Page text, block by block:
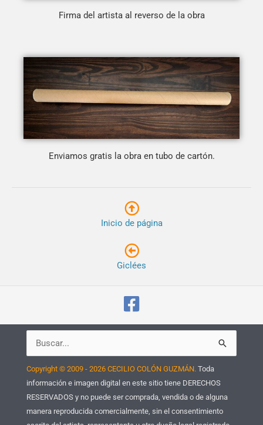
Firma del artista al reverso de la obra
Enviamos gratis la obra en tubo de cartón.
Inicio de página
Giclées
Buscar
Copyright © 2009 - 2026 CECILIO COLÓN GUZMÁN. Toda
información e imagen digital en este sitio tiene DERECHOS
RESERVADOS y no puede ser comprada, vendida o de alguna
manera reproducida comercialmente, sin el consentimiento